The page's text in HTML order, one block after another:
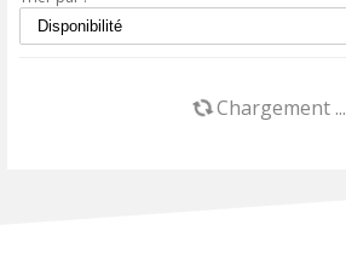
Chargement ...